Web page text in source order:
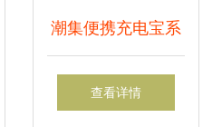
潮集便携充电宝系
列 荧光粉绿5600
查看详情